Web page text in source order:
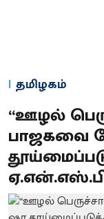
தமிழகம்
“ஊழல்
பாஜகவை